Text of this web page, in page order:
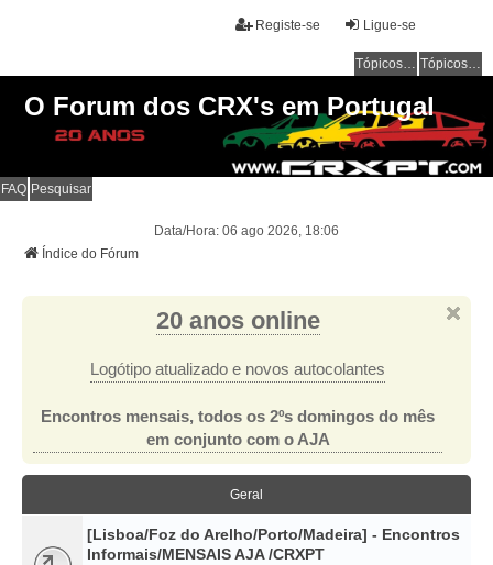
Ligue-se
Registe-se
Tópicos sem resposta Tópicos ativos
O Forum dos CRX's em Portugal
FAQ Pesquisar
Data/Hora: 06 ago 2026, 18:06
Índice do Fórum
20 anos online
Logótipo atualizado e novos autocolantes
Encontros mensais, todos os 2ºs domingos do mês
em conjunto com o AJA
Geral
[Lisboa/Foz do Arelho/Porto/Madeira] - Encontros
Informais/MENSAIS AJA /CRXPT